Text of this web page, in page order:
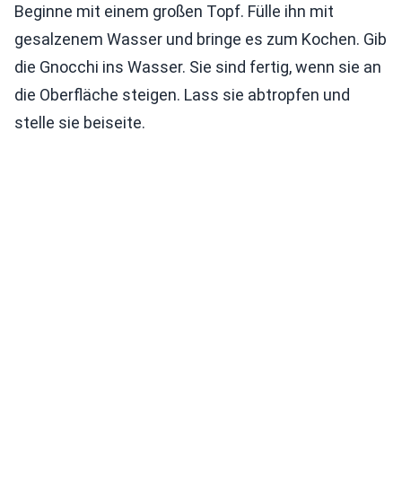
Beginne mit einem großen Topf. Fülle ihn mit
gesalzenem Wasser und bringe es zum Kochen. Gib
die Gnocchi ins Wasser. Sie sind fertig, wenn sie an
die Oberfläche steigen. Lass sie abtropfen und
stelle sie beiseite.